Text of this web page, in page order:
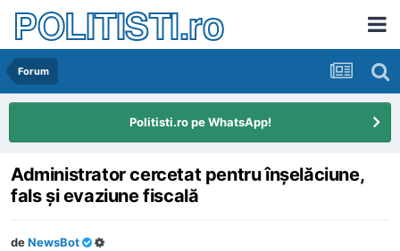
POLITISTI.ro
Forum
Politisti.ro pe WhatsApp!
Administrator cercetat pentru înşelăciune,
fals şi evaziune fiscală
deNewsBot